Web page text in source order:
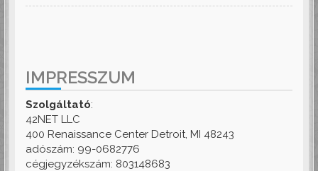
IMPRESSZUM
Szolgáltató:
42NET LLC
400 Renaissance Center Detroit, MI 48243
adószám: 99-0682776
cégjegyzékszám: 803148683